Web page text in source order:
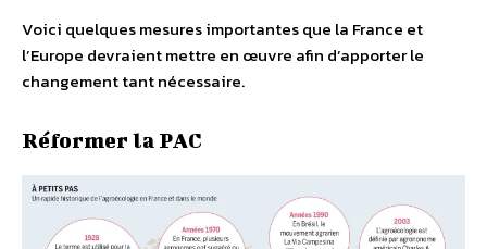
Voici quelques mesures importantes que la France et
l’Europe devraient mettre en œuvre afin d’apporter le
changement tant nécessaire.
Réformer la PAC